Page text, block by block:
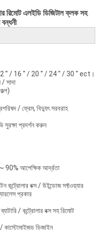
রিমোট এলইডি ডিজিটাল ক্লক সহ
12 '' / 16 '' / 20 '' / 24 '' / 30 '' ect।
সাদা
/ ফ্রেম, বিদ্যুৎ সরবরাহ
সুরক্ষা প্রদর্শন করুন
90% আপেক্ষিক আর্দ্রতা
কন্ট্রোলার বক্স / উইন্ডোজ সফ্টওয়্যার
প্রকার
/ কন্ট্রোলার বক্স সহ রিমোট
কাস্টোমাইজড ডিজাইন